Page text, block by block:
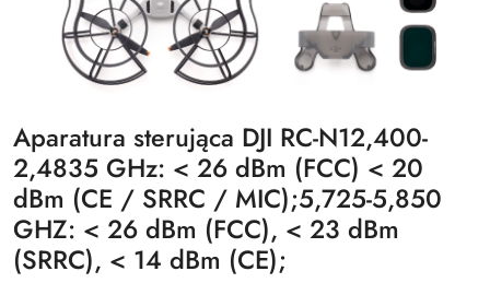
Aparatura sterująca DJI RC-N12,400-
2,4835 GHz: < 26 dBm (FCC) < 20
dBm (CE / SRRC / MIC);5,725-5,850
GHZ: < 26 dBm (FCC), < 23 dBm
(SRRC), < 14 dBm (CE);